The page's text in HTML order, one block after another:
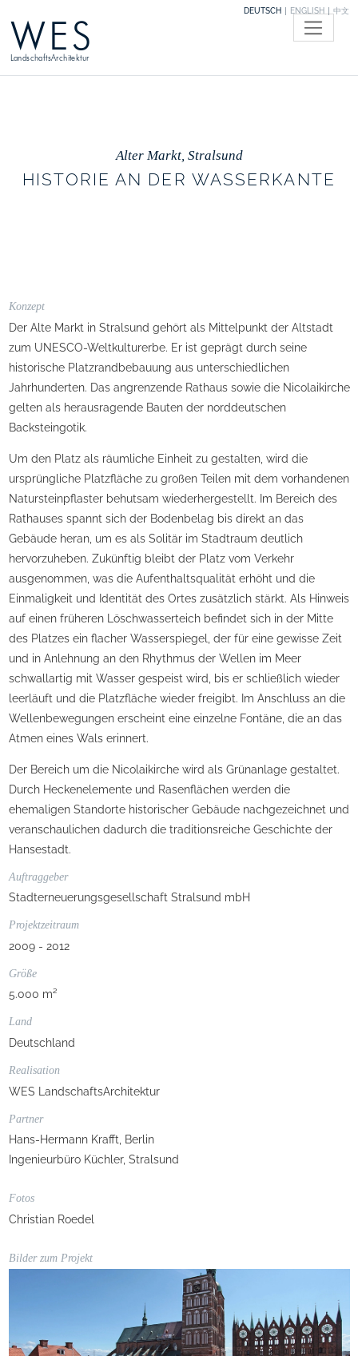
DEUTSCH ENGLISH 中文
WES
LandschaftsArchitektur
Alter Markt, Stralsund
HISTORIE AN DER WASSERKANTE
Konzept
Der Alte Markt in Stralsund gehört als Mittelpunkt der Altstadt
zum UNESCO-Weltkulturerbe. Er ist geprägt durch seine
historische Platzrandbebauung aus unterschiedlichen
Jahrhunderten. Das angrenzende Rathaus sowie die Nicolaikirche
gelten als herausragende Bauten der norddeutschen
Backsteingotik.
Um den Platz als räumliche Einheit zu gestalten, wird die
ursprüngliche Platzfläche zu großen Teilen mit dem vorhandenen
Natursteinpflaster behutsam wiederhergestellt. Im Bereich des
Rathauses spannt sich der Bodenbelag bis direkt an das
Gebäude heran, um es als Solitär im Stadtraum deutlich
hervorzuheben. Zukünftig bleibt der Platz vom Verkehr
ausgenommen, was die Aufenthaltsqualität erhöht und die
Einmaligkeit und Identität des Ortes zusätzlich stärkt. Als Hinweis
auf einen früheren Löschwasserteich befindet sich in der Mitte
des Platzes ein flacher Wasserspiegel, der für eine gewisse Zeit
und in Anlehnung an den Rhythmus der Wellen im Meer
schwallartig mit Wasser gespeist wird, bis er schließlich wieder
leerläuft und die Platzfläche wieder freigibt. Im Anschluss an die
Wellenbewegungen erscheint eine einzelne Fontäne, die an das
Atmen eines Wals erinnert.
Der Bereich um die Nicolaikirche wird als Grünanlage gestaltet.
Durch Heckenelemente und Rasenflächen werden die
ehemaligen Standorte historischer Gebäude nachgezeichnet und
veranschaulichen dadurch die traditionsreiche Geschichte der
Hansestadt.
Auftraggeber
Stadterneuerungsgesellschaft Stralsund mbH
Projektzeitraum
2009 - 2012
Größe
5.000 m²
Land
Deutschland
Realisation
WES LandschaftsArchitektur
Partner
Hans-Hermann Krafft, Berlin
Ingenieurbüro Küchler, Stralsund
Fotos
Christian Roedel
Bilder zum Projekt